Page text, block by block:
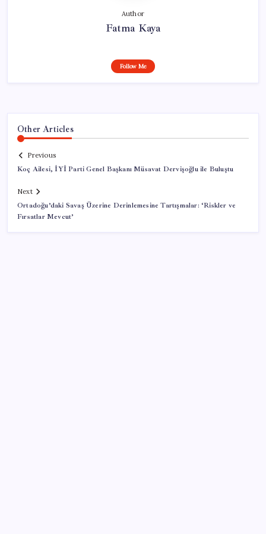
Author
Fatma Kaya
Follow Me
Other Articles
Previous
Koç Ailesi, İYİ Parti Genel Başkanı Müsavat Dervişoğlu ile Buluştu
Next
Ortadoğu’daki Savaş Üzerine Derinlemesine Tartışmalar: ‘Riskler ve
Fırsatlar Mevcut’